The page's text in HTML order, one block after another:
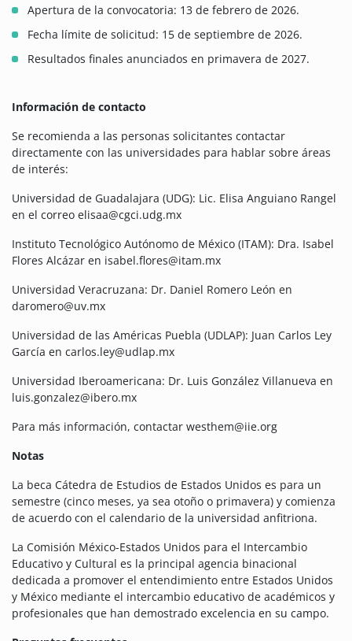
Apertura de la convocatoria: 13 de febrero de 2026.
Fecha límite de solicitud: 15 de septiembre de 2026.
Resultados finales anunciados en primavera de 2027.
Información de contacto
Se recomienda a las personas solicitantes contactar
directamente con las universidades para hablar sobre áreas
de interés:
Universidad de Guadalajara (UDG): Lic. Elisa Anguiano Rangel
en el correo elisaa@cgci.udg.mx
Instituto Tecnológico Autónomo de México (ITAM): Dra. Isabel
Flores Alcázar en isabel.flores@itam.mx
Universidad Veracruzana: Dr. Daniel Romero León en
daromero@uv.mx
Universidad de las Américas Puebla (UDLAP): Juan Carlos Ley
García en carlos.ley@udlap.mx
Universidad Iberoamericana: Dr. Luis González Villanueva en
luis.gonzalez@ibero.mx
Para más información, contactar westhem@iie.org
Notas
La beca Cátedra de Estudios de Estados Unidos es para un
semestre (cinco meses, ya sea otoño o primavera) y comienza
de acuerdo con el calendario de la universidad anfitriona.
La Comisión México-Estados Unidos para el Intercambio
Educativo y Cultural es la principal agencia binacional
dedicada a promover el entendimiento entre Estados Unidos
y México mediante el intercambio educativo de académicos y
profesionales que han demostrado excelencia en su campo.